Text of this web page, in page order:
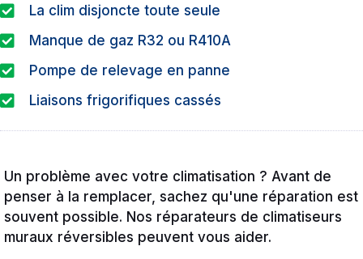
La clim disjoncte toute seule
Manque de gaz R32 ou R410A
Pompe de relevage en panne
Liaisons frigorifiques cassés
Un problème avec votre climatisation ? Avant de
penser à la remplacer, sachez qu'une réparation est
souvent possible. Nos réparateurs de climatiseurs
muraux réversibles peuvent vous aider.